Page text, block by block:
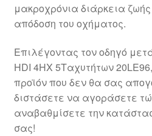
Πολιτική Απορρήτου
Σχετικά με εμάς
μακροχρόνια διάρκεια
απόδοση του οχήματος.
Επιλέγοντας τον οδηγό
HDI 4HX 5Ταχυτήτων
προϊόν που δεν θα σας
διστάσετε να αγοράσετε
αναβαθμίσετε την
σας!